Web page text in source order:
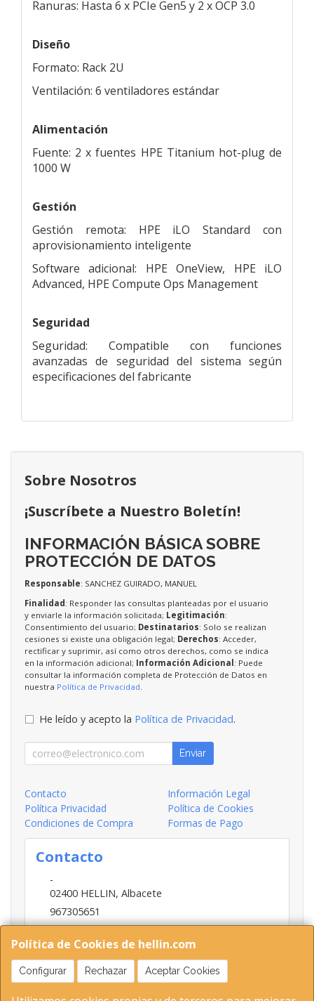
Ranuras: Hasta 6 x PCIe Gen5 y 2 x OCP 3.0
Diseño
Formato: Rack 2U
Ventilación: 6 ventiladores estándar
Alimentación
Fuente: 2 x fuentes HPE Titanium hot-plug de
1000 W
Gestión
Gestión remota: HPE iLO Standard con
aprovisionamiento inteligente
Software adicional: HPE OneView, HPE iLO
Advanced, HPE Compute Ops Management
Seguridad
Seguridad: Compatible con funciones
avanzadas de seguridad del sistema según
especificaciones del fabricante
Política de Cookies de hellin.com
Configurar Rechazar Aceptar Cookies
Sobre Nosotros
¡Suscríbete a Nuestro Boletín!
INFORMACIÓN BÁSICA SOBRE
PROTECCIÓN DE DATOS
Responsable: SANCHEZ GUIRADO, MANUEL
Finalidad: Responder las consultas planteadas por el usuario
y enviarle la información solicitada; Legitimación:
Consentimiento del usuario; Destinatarios: Solo se realizan
cesiones si existe una obligación legal; Derechos: Acceder,
rectificar y suprimir, así como otros derechos, como se indica
en la información adicional; Información Adicional: Puede
consultar la información completa de Protección de Datos en
nuestra Política de Privacidad
He leído y acepto la Política de Privacidad.
Enviar
Contacto
Información Legal
Política Privacidad
Política de Cookies
Condiciones de Compra
Formas de Pago
Contacto
-
02400 HELLIN, Albacete
967305651
INFO@HELLIN.COM
Horario